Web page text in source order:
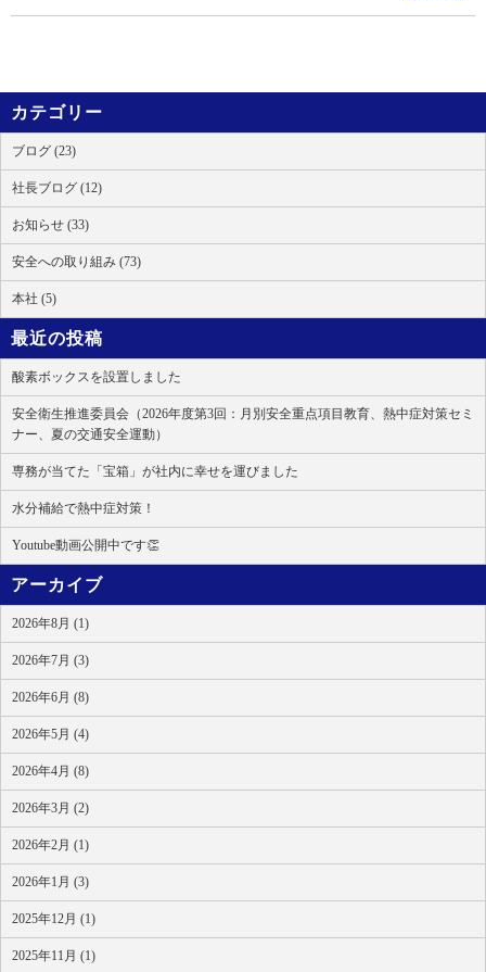
カテゴリー
ブログ (23)
社長ブログ (12)
お知らせ (33)
安全への取り組み (73)
本社 (5)
最近の投稿
酸素ボックスを設置しました
安全衛生推進委員会（2026年度第3回：月別安全重点項目教育、熱中症対策セミ
ナー、夏の交通安全運動）
専務が当てた「宝箱」が社内に幸せを運びました
水分補給で熱中症対策！
Youtube動画公開中です👏
アーカイブ
2026年8月 (1)
2026年7月 (3)
2026年6月 (8)
2026年5月 (4)
2026年4月 (8)
2026年3月 (2)
2026年2月 (1)
2026年1月 (3)
2025年12月 (1)
2025年11月 (1)